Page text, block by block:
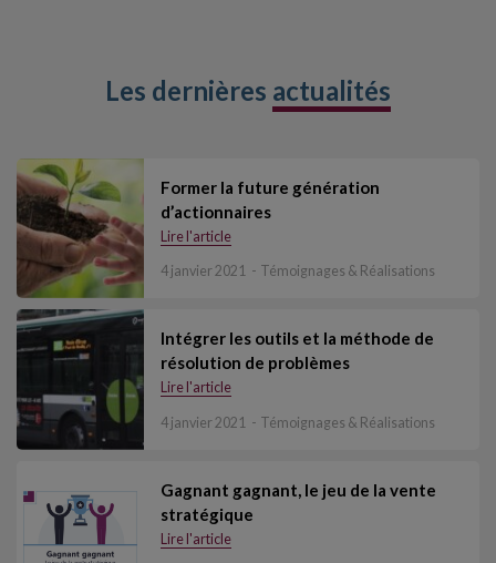
Les dernières actualités
Former la future génération
d’actionnaires
Lire l'article
4 janvier 2021 Témoignages & Réalisations
Intégrer les outils et la méthode de
résolution de problèmes
Lire l'article
4 janvier 2021 Témoignages & Réalisations
Gagnant gagnant, le jeu de la vente
stratégique
Lire l'article